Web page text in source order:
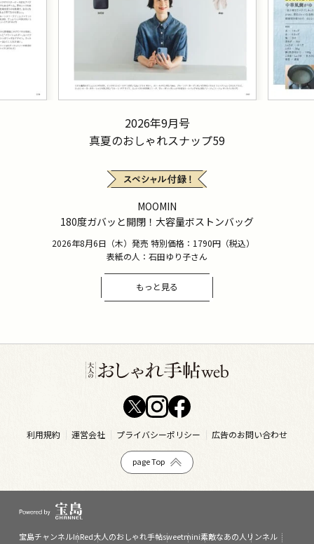
2026年9月号
真夏のおしゃれスナップ59
MOOMIN
180度ガバッと開閉！大容量ボストンバッグ
2026年8月6日（木）発売 特別価格：1790円（税込）
表紙の人：石田ゆり子さん
もっと見る
利用規約 運営会社 プライバシーポリシー 広告のお問い合わせ
page Top
宝島チャンネルInRed大人のおしゃれ手帖sweetmini素敵なあの人 リンネル